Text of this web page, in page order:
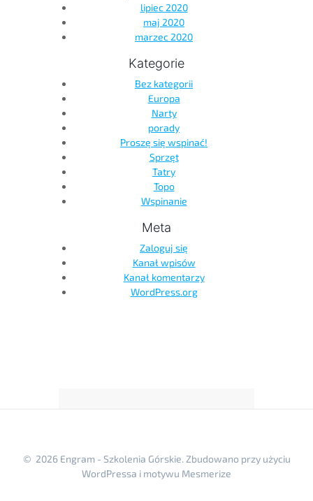
lipiec 2020
maj 2020
marzec 2020
Kategorie
Bez kategorii
Europa
Narty
porady
Proszę się wspinać!
Sprzęt
Tatry
Topo
Wspinanie
Meta
Zaloguj się
Kanał wpisów
Kanał komentarzy
WordPress.org
© 2026 Engram - Szkolenia Górskie. Zbudowano przy użyciu
WordPressa i motywu Mesmerize